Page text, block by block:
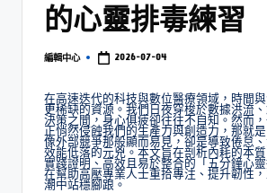
的心靈排毒練習
編輯中心 2026-07-04
在高速迭代的科技與數位醫療領域，時間
更稀缺的資源。我們日夜穿梭於數據洪流
決策之間，身心俱疲卻往往不自知。然而
正悄然侵蝕我們的生產力與創造力，那就
像外部競爭那般顯而易見，卻是導致倦怠
效能低落的元兇。本文旨在剖析內耗的本
實踐證明、高效且易於整合的「五分鐘心
在幫助高壓專業人士重拾專注、提升韌性
潮中站穩腳跟。